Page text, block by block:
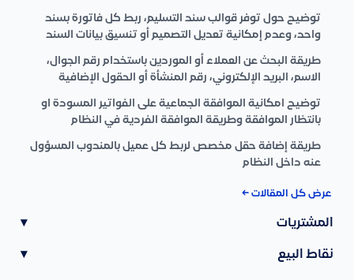
توضيح حول توفر قوالب سند التسليم، ربط كل فاتورة بسند
واحد، وعدم إمكانية تعديل التصميم أو تنسيق بيانات السند
طريقة البحث عن العملاء أو الموردين باستخدام رقم الجوال،
الاسم، البريد الإلكتروني، رقم المنشأة أو الحقول الإضافية
توضيح امكانية الموافقة الجماعية على الفواتير المسودة او
بانتظار الموافقة وطريقة الموافقة الفردية في النظام
طريقة إضافة حقل مخصص لربط كل عميل بالمندوب المسؤول
عنه داخل النظام
عرض كل المقالات ←
المشتريات ▾
نقاط البيع ▾